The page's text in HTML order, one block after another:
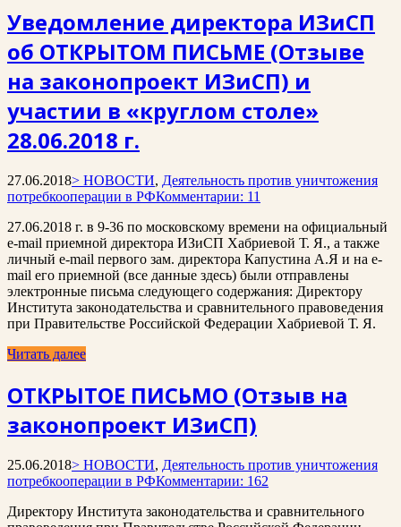
Уведомление директора ИЗиСП
об ОТКРЫТОМ ПИСЬМЕ (Отзыве
на законопроект ИЗиСП) и
участии в «круглом столе»
28.06.2018 г.
27.06.2018> НОВОСТИ, Деятельность против уничтожения
потребкооперации в РФКомментарии: 11
27.06.2018 г. в 9-36 по московскому времени на официальный
e-mail приемной директора ИЗиСП Хабриевой Т. Я., а также
личный e-mail первого зам. директора Капустина А.Я и на e-
mail его приемной (все данные здесь) были отправлены
электронные письма следующего содержания: Директору
Института законодательства и сравнительного правоведения
при Правительстве Российской Федерации Хабриевой Т. Я.
Читать далее
ОТКРЫТОЕ ПИСЬМО (Отзыв на
законопроект ИЗиСП)
25.06.2018> НОВОСТИ, Деятельность против уничтожения
потребкооперации в РФКомментарии: 162
Директору Института законодательства и сравнительного